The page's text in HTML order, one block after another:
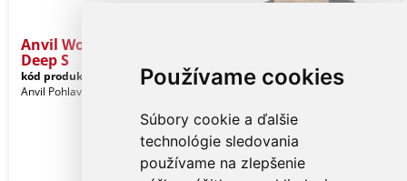
Používame cookies
Súbory cookie a ďalšie
technológie sledovania
používame na zlepšenie
Anvil Women’s Tri-blend
Deep S
kód produktu: anL6756bl-mBlack
Anvil Pohlavie: Ženy